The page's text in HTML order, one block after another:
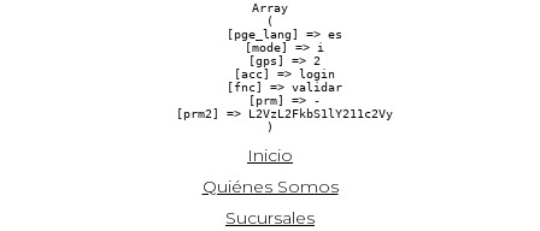
Array
(
    [pge_lang] => es
    [mode] => i
    [gps] => 2
    [acc] => login
    [fnc] => validar
    [prm] => -
    [prm2] => L2VzL2FkbS1lY211c2Vy
Inicio
Quiénes Somos
Sucursales